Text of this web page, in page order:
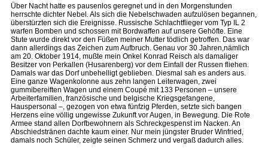
Über Nacht hatte es pausenlos geregnet und in den Morgenstunden
herrschte dichter Nebel. Als sich die Nebelschwaden aufzulösen begannen,
überstürzten sich die Ereignisse. Russische Schlachtflieger vom Typ IL 2
warfen Bomben und schossen mit Bordwaffen auf unsere Gehöfte. Eine
Stute wurde direkt vor den Füßen meiner Mutter tödlich getroffen. Das war
dann allerdings das Zeichen zum Aufbruch. Genau vor 30 Jahren,nämlich
am 20. Oktober 1914, mußte mein Onkel Konrad Reisch als damaliger
Besitzer von Perkallen (Husarenberg) vor dem Einfall der Russen fliehen.
Damals war das Dorf unbehelligt geblieben. Diesmal sah es anders aus.
Eine ganze Wagenkolonne aus zehn langen Leiterwagen, zwei
gummibereiften Wagen und einem Coupé mit 133 Personen – unsere
Arbeiterfamilien, französische und belgische Kriegsgefangene,
Hauspersonal –, gezogen von etwa fünfzig Pferden, setzte sich bangen
Herzens eine völlig ungewisse Zukunft vor Augen, in Bewegung. Die Rote
Armee stand allen Dorfbewohnern als Schreckgespenst im Nacken. An
Abschiedstränen dachte kaum einer. Nur mein jüngster Bruder Winfried,
damals noch Schüler, zeigte seinen Schmerz und vergaß dadurch alles.